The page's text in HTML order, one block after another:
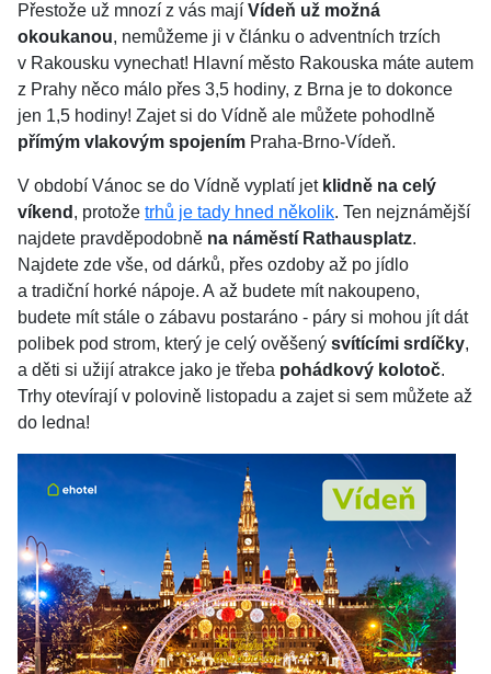
Přestože už mnozí z vás mají Vídeň už možná
okoukanou, nemůžeme ji v článku o adventních trzích
v Rakousku vynechat! Hlavní město Rakouska máte autem
z Prahy něco málo přes 3,5 hodiny, z Brna je to dokonce
jen 1,5 hodiny! Zajet si do Vídně ale můžete pohodlně
přímým vlakovým spojením Praha-Brno-Vídeň.
V období Vánoc se do Vídně vyplatí jet klidně na celý
víkend , protože trhů je tady hned několik. Ten nejznámější
najdete pravděpodobně na náměstí Rathausplatz.
Najdete zde vše, od dárků, přes ozdoby až po jídlo
a tradiční horké nápoje. A až budete mít nakoupeno,
budete mít stále o zábavu postaráno - páry si mohou jít dát
polibek pod strom, který je celý ověšený svítícími srdíčky,
a děti si užijí atrakce jako je třeba pohádkový kolotoč.
Trhy otevírají v polovině listopadu a zajet si sem můžete až
do ledna!